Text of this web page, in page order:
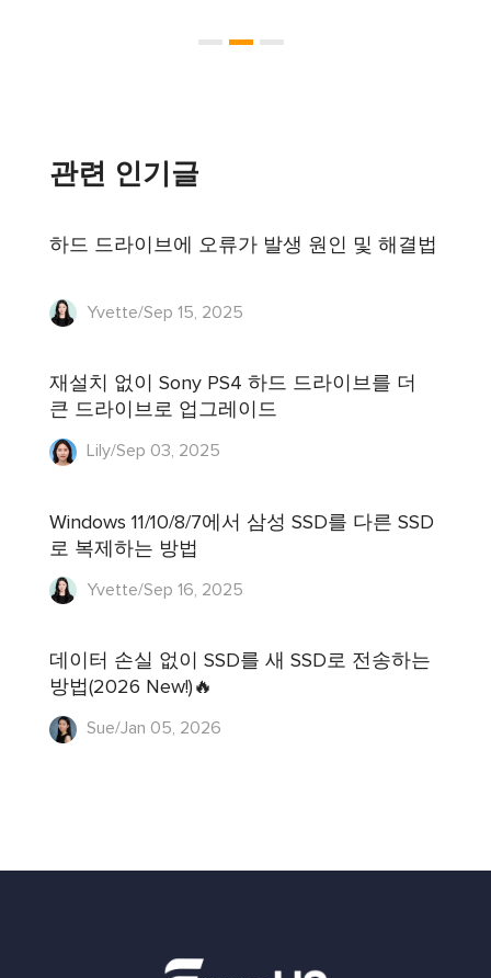
관련 인기글
하드 드라이브에 오류가 발생 원인 및 해결법
Yvette/Sep 15, 2025
재설치 없이 Sony PS4 하드 드라이브를 더
큰 드라이브로 업그레이드
Lily/Sep 03, 2025
Windows 11/10/8/7에서 삼성 SSD를 다른 SSD
로 복제하는 방법
Yvette/Sep 16, 2025
데이터 손실 없이 SSD를 새 SSD로 전송하는
방법(2026 New!)🔥
Sue/Jan 05, 2026